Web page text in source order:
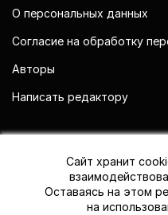
О персональных данных
Согласие на обработку
Авторы
Написать редактору
Сайт хранит
Оставаясь на этом
на